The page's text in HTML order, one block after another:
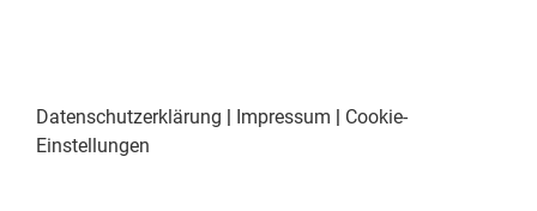
Datenschutzerklärung | Impressum | Cookie-
Einstellungen